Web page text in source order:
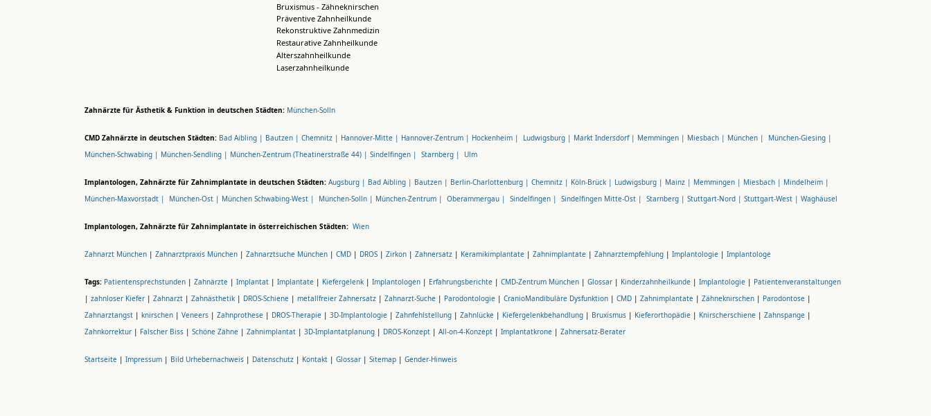
Bruxismus - Zähneknirschen
Präventive Zahnheilkunde
Rekonstruktive Zahnmedizin
Restaurative Zahnheilkunde
Alterszahnheilkunde
Laserzahnheilkunde
Zahnärzte für Ästhetik & Funktion in deutschen Städten: München-Solln
CMD Zahnärzte in deutschen Städten: Bad Aibling | Bautzen | Chemnitz | Hannover-Mitte | Hannover-Zentrum | Hockenheim | Ludwigsburg | Markt Indersdorf | Memmingen | Miesbach | München |
München-Giesing |
München-Schwabing | München-Sendling | München-Zentrum (Theatinerstraße 44) | Sindelfingen | Starnberg | Ulm
Implantologen, Zahnärzte für Zahnimplantate in deutschen Städten: Augsburg | Bad Aibling | Bautzen | Berlin-Charlottenburg | Chemnitz | Köln-Brück | Ludwigsburg | Mainz | Memmingen | Miesbach | Mindelheim |
München-Maxvorstadt |
München-Ost | München Schwabing-West | München-Solln | München-Zentrum | Oberammergau | Sindelfingen | Sindelfingen Mitte-Ost | Starnberg | Stuttgart-Nord | Stuttgart-West | Waghäusel
Implantologen, Zahnärzte für Zahnimplantate in österreichischen Städten: Wien
Zahnarzt München | Zahnarztpraxis München | Zahnarztsuche München | CMD | DROS | Zirkon | Zahnersatz | Keramikimplantate | Zahnimplantate | Zahnarztempfehlung | Implantologie | Implantologe
Tags: Patientensprechstunden | Zahnärzte | Implantat | Implantate | Kiefergelenk | Implantologen | Erfahrungsberichte | CMD-Zentrum München | Glossar | Kinderzahnheilkunde | Implantologie | Patientenveranstaltungen
| zahnloser Kiefer | Zahnarzt | Zahnästhetik | DROS-Schiene | metallfreier Zahnersatz | Zahnarzt-Suche | Parodontologie | CranioMandibuläre Dysfunktion | CMD | Zahnimplantate | Zähneknirschen | Parodontose |
Zahnarztangst | knirschen | Veneers | Zahnprothese | DROS-Therapie | 3D-Implantologie | Zahnfehlstellung | Zahnlücke | Kiefergelenkbehandlung | Bruxismus | Kieferorthopädie | Knirscherschiene | Zahnspange |
Zahnkorrektur | Falscher Biss | Schöne Zähne | Zahnimplantat | 3D-Implantatplanung | DROS-Konzept | All-on-4-Konzept | Implantatkrone | Zahnersatz-Berater
Startseite | Impressum | Bild Urhebernachweis | Datenschutz | Kontakt | Glossar | Sitemap | Gender-Hinweis